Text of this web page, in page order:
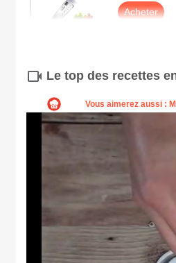
Acheter
Acheter
Le top des recettes